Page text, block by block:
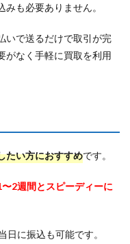
も必要ありません。
いで送るだけで取引が完
がなく手軽に買取を利用
たい方におすすめです。
〜2週間とスピーディーに
に振込も可能です。